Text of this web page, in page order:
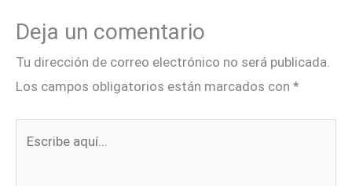
Deja un comentario
Tu dirección de correo electrónico no será publicada.
Los campos obligatorios están marcados con *